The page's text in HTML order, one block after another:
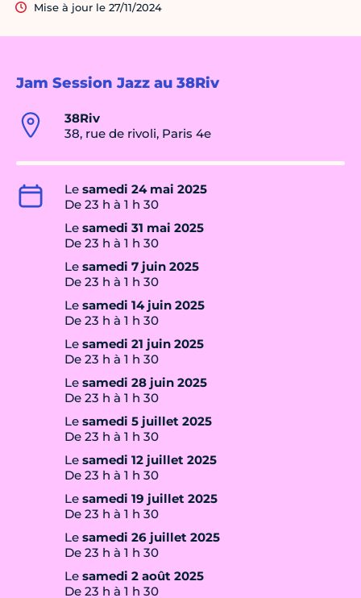
Jam Session Jazz au 38Riv
38Riv
38, rue de rivoli, Paris 4e
Le samedi 24 mai 2025
De 23 h à 1 h 30
Le samedi 31 mai 2025
De 23 h à 1 h 30
Le samedi 7 juin 2025
De 23 h à 1 h 30
Le samedi 14 juin 2025
De 23 h à 1 h 30
Le samedi 21 juin 2025
De 23 h à 1 h 30
Le samedi 28 juin 2025
De 23 h à 1 h 30
Le samedi 5 juillet 2025
De 23 h à 1 h 30
Le samedi 12 juillet 2025
De 23 h à 1 h 30
Le samedi 19 juillet 2025
De 23 h à 1 h 30
Le samedi 26 juillet 2025
De 23 h à 1 h 30
Le samedi 2 août 2025
De 23 h à 1 h 30
Mise à jour le 27/11/2024